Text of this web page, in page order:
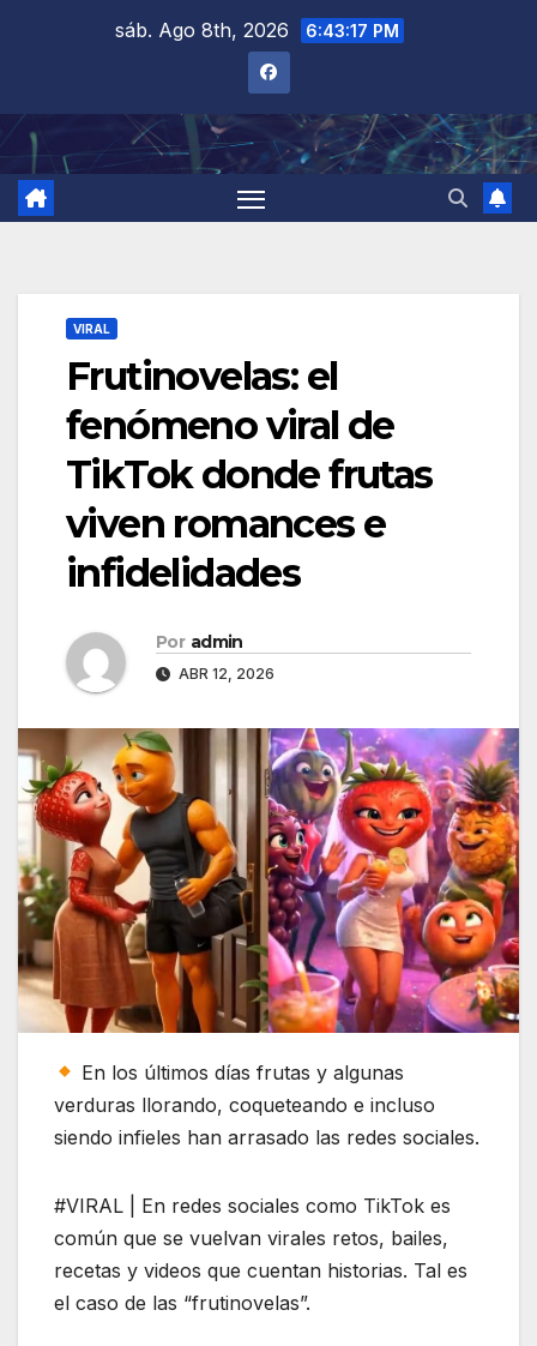
sáb. Ago 8th, 2026 6:43:18 PM
VIRAL
Frutinovelas: el
fenómeno viral de
TikTok donde frutas
viven romances e
infidelidades
Por admin
ABR 12, 2026
En los últimos días frutas y algunas
verduras llorando, coqueteando e incluso
siendo infieles han arrasado las redes sociales.
#VIRAL | En redes sociales como TikTok es
común que se vuelvan virales retos, bailes,
recetas y videos que cuentan historias. Tal es
el caso de las “frutinovelas”.